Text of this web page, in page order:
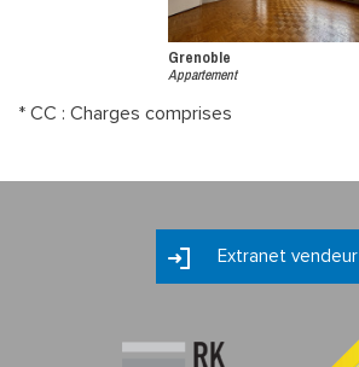
* CC : Charges comprises
Extranet vendeur